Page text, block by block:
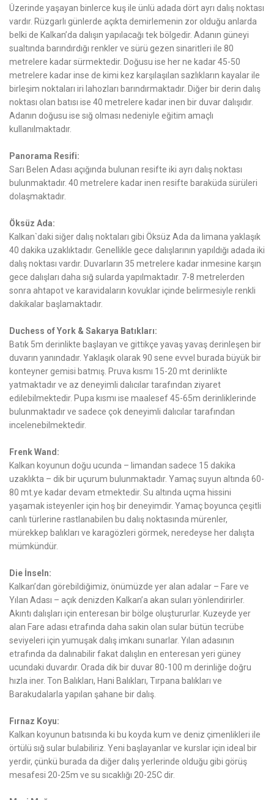
Üzerinde yaşayan binlerce kuş ile ünlü adada dört ayrı dalış noktası
vardır. Rüzgarlı günlerde açıkta demirlemenin zor olduğu anlarda
belki de Kalkan’da dalışın yapılacağı tek bölgedir. Adanın güneyi
sualtında barındırdığı renkler ve sürü gezen sinaritleri ile 80
metrelere kadar sürmektedir. Doğusu ise her ne kadar 45-50
metrelere kadar inse de kimi kez karşılaşılan sazlıkların kayalar ile
birleşim noktaları iri lahozları barındırmaktadır. Diğer bir derin dalış
noktası olan batısı ise 40 metrelere kadar inen bir duvar dalışıdır.
Adanın doğusu ise sığ olması nedeniyle eğitim amaçlı
kullanılmaktadır.
Panorama Resifi:
Sarı Belen Adası açığında bulunan resifte iki ayrı dalış noktası
bulunmaktadır. 40 metrelere kadar inen resifte baraküda sürüleri
dolaşmaktadır.
Öksüz Ada:
Kalkan`daki siğer dalış noktaları gibi Öksüz Ada da limana yaklaşık
40 dakika uzaklıktadır. Genellikle gece dalışlarının yapıldığı adada iki
dalış noktası vardır. Duvarların 35 metrelere kadar inmesine karşın
gece dalışları daha sığ sularda yapılmaktadır. 7-8 metrelerden
sonra ahtapot ve karavidaların kovuklar içinde belirmesiyle renkli
dakikalar başlamaktadır.
Duchess of York & Sakarya Batıkları:
Batık 5m derinlikte başlayan ve gittikçe yavaş yavaş derinleşen bir
duvarın yanındadır. Yaklaşık olarak 90 sene evvel burada büyük bir
konteyner gemisi batmış. Pruva kısmı 15-20 mt derinlikte
yatmaktadır ve az deneyimli dalıcılar tarafından ziyaret
edilebilmektedir. Pupa kısmı ise maalesef 45-65m derinliklerinde
bulunmaktadır ve sadece çok deneyimli dalıcılar tarafından
incelenebilmektedir.
Frenk Wand:
Kalkan koyunun doğu ucunda – limandan sadece 15 dakika
uzaklıkta – dik bir uçurum bulunmaktadır. Yamaç suyun altında 60-
80 mt.ye kadar devam etmektedir. Su altında uçma hissini
yaşamak isteyenler için hoş bir deneyimdir. Yamaç boyunca çeşitli
canlı türlerine rastlanabilen bu dalış noktasında mürenler,
mürekkep balıkları ve karagözleri görmek, neredeyse her dalışta
mümkündür.
Die İnseln:
Kalkan’dan görebildiğimiz, önümüzde yer alan adalar – Fare ve
Yılan Adası – açık denizden Kalkan’a akan suları yönlendirirler.
Akıntı dalışları için enteresan bir bölge oluştururlar. Kuzeyde yer
alan Fare adası etrafında daha sakin olan sular bütün tecrübe
seviyeleri için yumuşak dalış imkanı sunarlar. Yılan adasının
etrafında da dalınabilir fakat dalışlın en enteresan yeri güney
ucundaki duvardır. Orada dik bir duvar 80-100 m derinliğe doğru
hızla iner. Ton Balıkları, Hani Balıkları, Tırpana balıkları ve
Barakudalarla yapılan şahane bir dalış.
Fırnaz Koyu:
Kalkan koyunun batısında ki bu koyda kum ve deniz çimenlikleri ile
örtülü sığ sular bulabiliriz. Yeni başlayanlar ve kurslar için ideal bir
yerdir, çünkü burada da diğer dalış yerlerinde olduğu gibi görüş
mesafesi 20-25m ve su sıcaklığı 20-25C dir.